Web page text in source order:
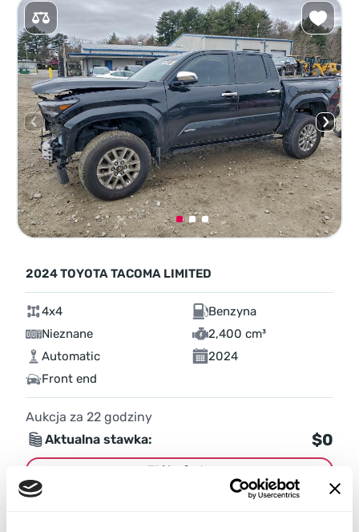
2024 TOYOTA TACOMA LIMITED
4x4
Benzyna
Nieznane
2,400 cm³
Automatic
2024
Front end
Aukcja za 22 godziny
Aktualna stawka:
$0
Złóż ofertę